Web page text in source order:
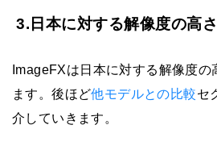
3.日本に対する解像度の高さ
ImageFXは日本に対する解像度
ます。後ほど他モデルとの比較セ
介していきます。